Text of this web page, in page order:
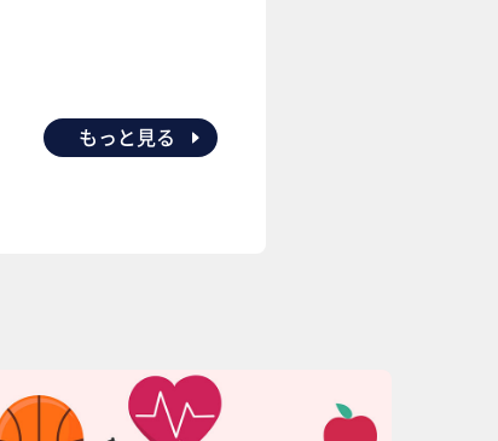
もっと見る